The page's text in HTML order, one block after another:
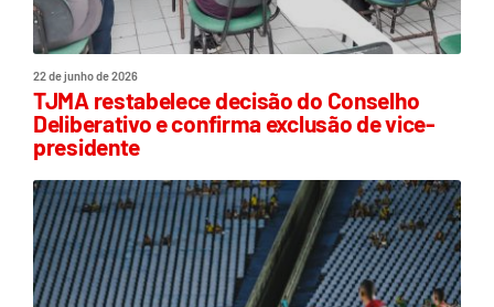
22 de junho de 2026
TJMA restabelece decisão do Conselho
Deliberativo e confirma exclusão de vice-
presidente